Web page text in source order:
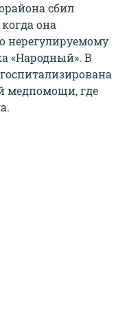
сбил
она
нерегулируемому
«Народный». В
медпомощи, где